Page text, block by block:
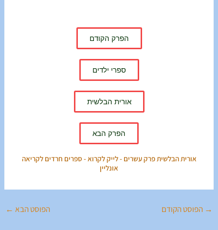
הפרק הקודם
ספרי ילדים
אורית הבלשית
הפרק הבא
אורית הבלשית פרק עשרים - לייק לקרוא - ספרים חרדים לקריאה
אונליין
→ הפוסט הקודם הפוסט הבא ←